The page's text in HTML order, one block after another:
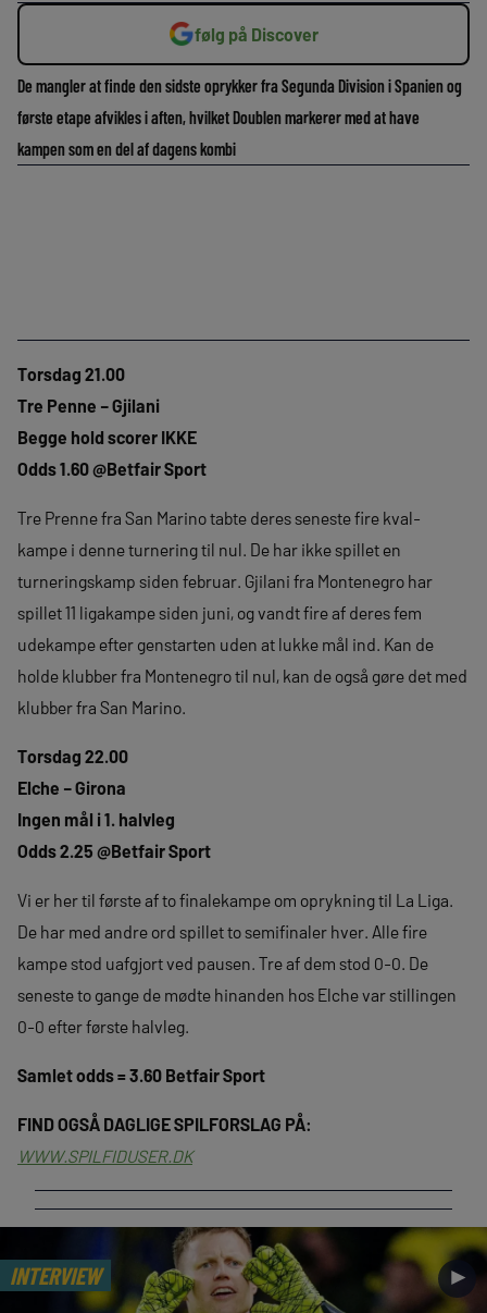
følg på Discover
De mangler at finde den sidste oprykker fra Segunda Division i Spanien og
første etape afvikles i aften, hvilket Doublen markerer med at have
kampen som en del af dagens kombi
Torsdag 21.00
Tre Penne – Gjilani
Begge hold scorer IKKE
Odds 1.60 @Betfair Sport
Tre Prenne fra San Marino tabte deres seneste fire kval-
kampe i denne turnering til nul. De har ikke spillet en
turneringskamp siden februar. Gjilani fra Montenegro har
spillet 11 ligakampe siden juni, og vandt fire af deres fem
udekampe efter genstarten uden at lukke mål ind. Kan de
holde klubber fra Montenegro til nul, kan de også gøre det med
klubber fra San Marino.
Torsdag 22.00
Elche – Girona
Ingen mål i 1. halvleg
Odds 2.25 @Betfair Sport
Vi er her til første af to finalekampe om oprykning til La Liga.
De har med andre ord spillet to semifinaler hver. Alle fire
kampe stod uafgjort ved pausen. Tre af dem stod 0-0. De
seneste to gange de mødte hinanden hos Elche var stillingen
0-0 efter første halvleg.
Samlet odds = 3.60 Betfair Sport
FIND OGSÅ DAGLIGE SPILFORSLAG PÅ:
WWW.SPILFIDUSER.DK
INTERVIEW ►